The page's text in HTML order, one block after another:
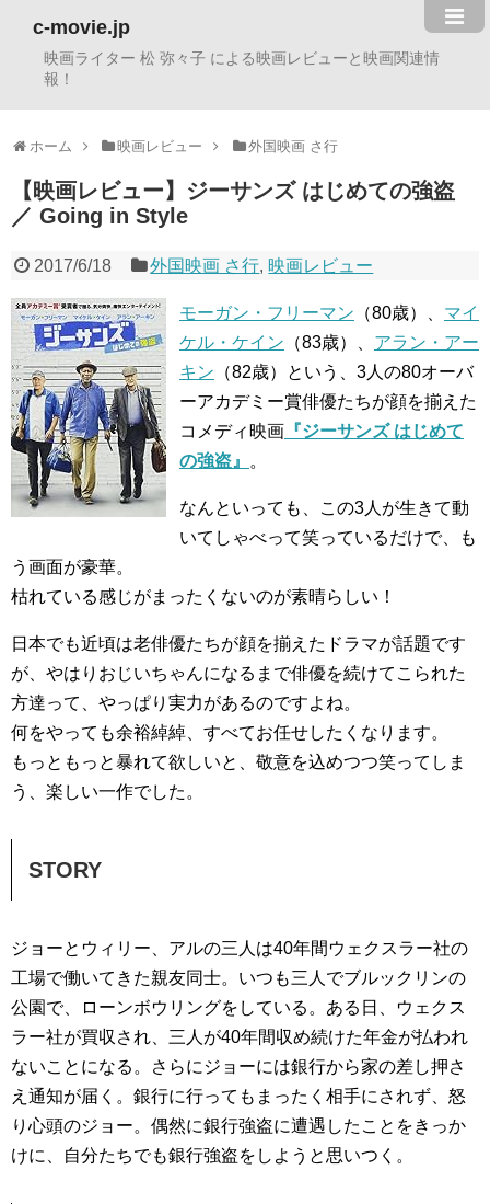
c-movie.jp
映画ライター 松 弥々子 による映画レビューと映画関連情
報！
ホーム 映画レビュー 外国映画 さ行
【映画レビュー】ジーサンズ はじめての強盗
／ Going in Style
2017/6/18 外国映画 さ行, 映画レビュー
モーガン・フリーマン （80歳）、 マイ
ケル・ケイン （83歳）、 アラン・アー
キン （82歳）という、3人の80オーバ
ーアカデミー賞俳優たちが顔を揃えた
コメディ映画 『ジーサンズ はじめて
の強盗』
。
なんといっても、この3人が生きて動
いてしゃべって笑っているだけで、も
う画面が豪華。
枯れている感じがまったくないのが素晴らしい！
日本でも近頃は老俳優たちが顔を揃えたドラマが話題です
が、やはりおじいちゃんになるまで俳優を続けてこられた
方達って、やっぱり実力があるのですよね。
何をやっても余裕綽綽、すべてお任せしたくなります。
もっともっと暴れて欲しいと、敬意を込めつつ笑ってしま
う、楽しい一作でした。
STORY
ジョーとウィリー、アルの三人は40年間ウェクスラー社の
工場で働いてきた親友同士。いつも三人でブルックリンの
公園で、ローンボウリングをしている。ある日、ウェクス
ラー社が買収され、三人が40年間収め続けた年金が払われ
ないことになる。さらにジョーには銀行から家の差し押さ
え通知が届く。銀行に行ってもまったく相手にされず、怒
り心頭のジョー。偶然に銀行強盗に遭遇したことをきっか
けに、自分たちでも銀行強盗をしようと思いつく。